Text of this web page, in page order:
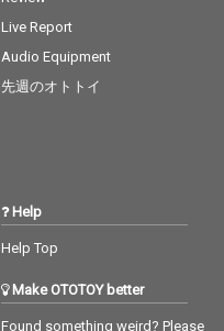
Live Report
Audio Equipment
先週のオトトイ
Help
Help Top
Make OTOTOY better
Found something weird? Please